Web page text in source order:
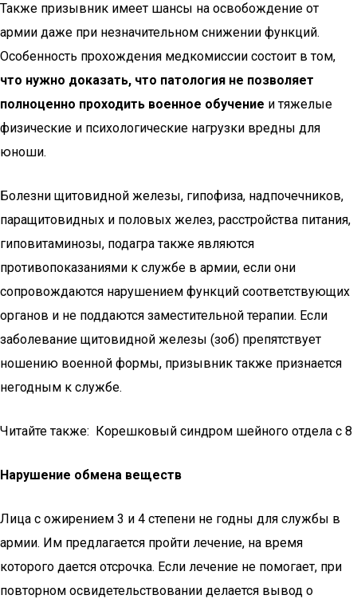
Также призывник имеет шансы на освобождение от
армии даже при незначительном снижении функций.
Особенность прохождения медкомиссии состоит в том,
что нужно доказать, что патология не позволяет
полноценно проходить военное обучение и тяжелые
физические и психологические нагрузки вредны для
юноши.
Болезни щитовидной железы, гипофиза, надпочечников,
паращитовидных и половых желез, расстройства питания,
гиповитаминозы, подагра также являются
противопоказаниями к службе в армии, если они
сопровождаются нарушением функций соответствующих
органов и не поддаются заместительной терапии. Если
заболевание щитовидной железы (зоб) препятствует
ношению военной формы, призывник также признается
негодным к службе.
Читайте также: Корешковый синдром шейного отдела с 8
Нарушение обмена веществ
Лица с ожирением 3 и 4 степени не годны для службы в
армии. Им предлагается пройти лечение, на время
которого дается отсрочка. Если лечение не помогает, при
повторном освидетельствовании делается вывод о